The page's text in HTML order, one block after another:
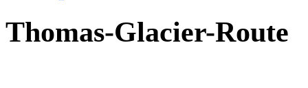
Thomas-Glacier-Route